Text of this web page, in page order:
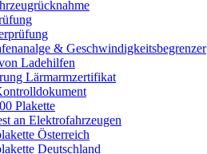
& Geschwindigkeitsbegrenzer
Ladehilfen
Lärmarmzertifikat
Plakette
an Elektrofahrzeugen
Österreich
Deutschland